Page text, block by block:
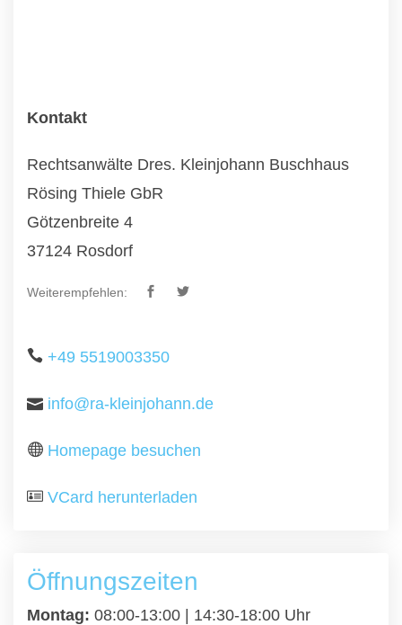
Kontakt
Rechtsanwälte Dres. Kleinjohann Buschhaus
Rösing Thiele GbR
Götzenbreite 4
37124 Rosdorf
Weiterempfehlen:
+49 5519003350
info@ra-kleinjohann.de
Homepage besuchen
VCard herunterladen
Öffnungszeiten
Montag: 08:00-13:00 | 14:30-18:00 Uhr